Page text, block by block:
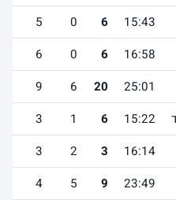
15:43
6
0
5
16:58
6
0
6
25:01
20
6
9
15:22
6
1
3
16:14
3
2
3
23:49
9
5
4